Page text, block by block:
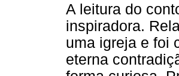
A leitura do
inspiradora.
uma igreja e foi
eterna